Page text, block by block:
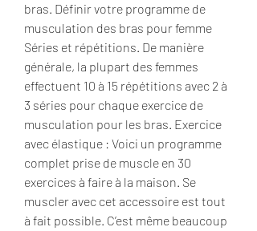
bras. Définir votre programme de
musculation des bras pour femme
Séries et répétitions. De manière
générale, la plupart des femmes
effectuent 10 à 15 répétitions avec 2 à
3 séries pour chaque exercice de
musculation pour les bras. Exercice
avec élastique : Voici un programme
complet prise de muscle en 30
exercices à faire à la maison. Se
muscler avec cet accessoire est tout
à fait possible. C’est même beaucoup